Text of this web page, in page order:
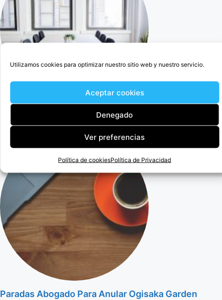
Utilizamos cookies para optimizar nuestro sitio web y nuestro servicio.
Aceptar cookies
Denegado
Ver preferencias
Política de cookiesPolítica de Privacidad
Cercedilla Abogado Para Anular Ogisaka Garden
Paradas Abogado Para Anular Ogisaka Garden